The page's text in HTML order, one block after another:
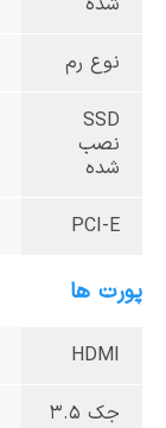
نوع رم
SSD
نصب
شده
PCI-E
پورت ها
HDMI
جک 3.5